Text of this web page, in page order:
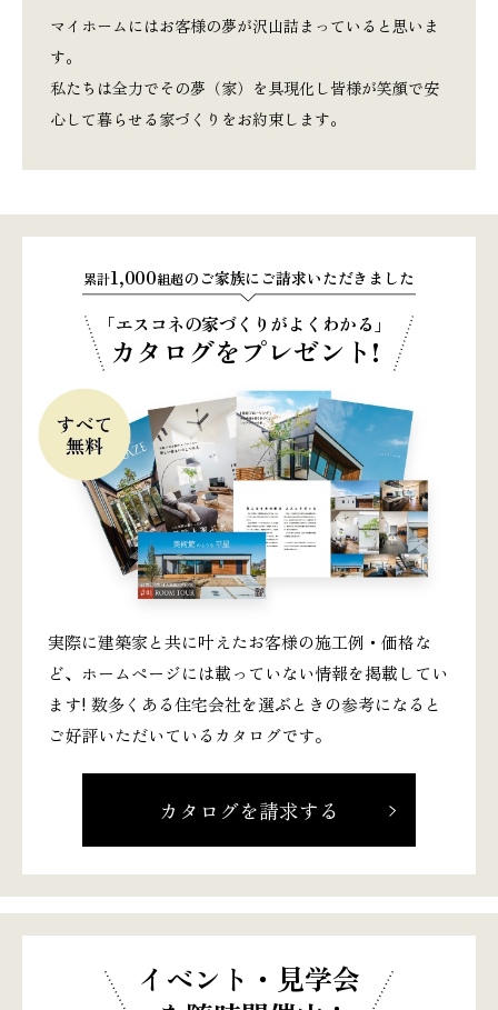
マイホームにはお客様の夢が沢山詰まっていると思いま
す。
私たちは全力でその夢（家）を具現化し皆様が笑顔で安
心して暮らせる家づくりをお約束します。
累計1,000組超のご家族にご請求いただきました
「エスコネの家づくりがよくわかる」
カタログをプレゼント!
実際に建築家と共に叶えたお客様の施工例・価格な
ど、ホームページには載っていない情報を掲載してい
ます! 数多くある住宅会社を選ぶときの参考になると
ご好評いただいているカタログです。
カタログを請求する
イベント・見学会